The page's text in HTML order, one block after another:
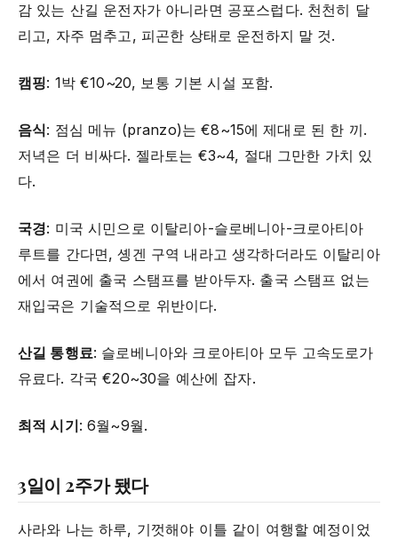
감 있는 산길 운전자가 아니라면 공포스럽다. 천천히 달
리고, 자주 멈추고, 피곤한 상태로 운전하지 말 것.
캠핑: 1박 €10~20, 보통 기본 시설 포함.
음식: 점심 메뉴 (pranzo)는 €8~15에 제대로 된 한 끼.
저녁은 더 비싸다. 젤라토는 €3~4, 절대 그만한 가치 있
다.
국경: 미국 시민으로 이탈리아-슬로베니아-크로아티아
루트를 간다면, 솅겐 구역 내라고 생각하더라도 이탈리아
에서 여권에 출국 스탬프를 받아두자. 출국 스탬프 없는
재입국은 기술적으로 위반이다.
산길 통행료: 슬로베니아와 크로아티아 모두 고속도로가
유료다. 각국 €20~30을 예산에 잡자.
최적 시기: 6월~9월.
3일이 2주가 됐다
사라와 나는 하루, 기껏해야 이틀 같이 여행할 예정이었